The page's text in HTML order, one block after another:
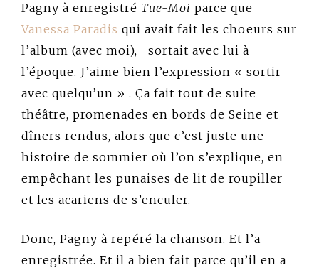
Pagny à enregistré Tue-Moi parce que
Vanessa Paradis qui avait fait les choeurs sur
l’album (avec moi), sortait avec lui à
l’époque. J’aime bien l’expression « sortir
avec quelqu’un » . Ça fait tout de suite
théâtre, promenades en bords de Seine et
dîners rendus, alors que c’est juste une
histoire de sommier où l’on s’explique, en
empêchant les punaises de lit de roupiller
et les acariens de s’enculer.
Donc, Pagny à repéré la chanson. Et l’a
enregistrée. Et il a bien fait parce qu’il en a